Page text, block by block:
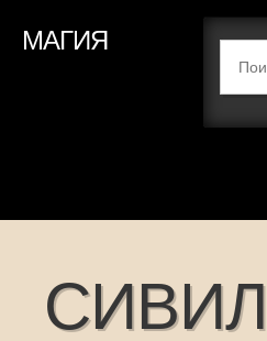
МАГИЯ